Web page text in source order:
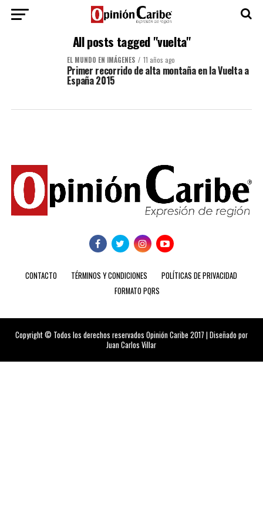
All posts tagged "vuelta"
EL MUNDO EN IMÁGENES 11 años ago
Primer recorrido de alta montaña en la Vuelta a
España 2015
CONTACTO TÉRMINOS Y CONDICIONES
POLÍTICAS DE PRIVACIDAD
FORMATO PQRS
Copyright © Todos los derechos reservados Opinión Caribe 2017 | Diseñado por
Juan Carlos Villar